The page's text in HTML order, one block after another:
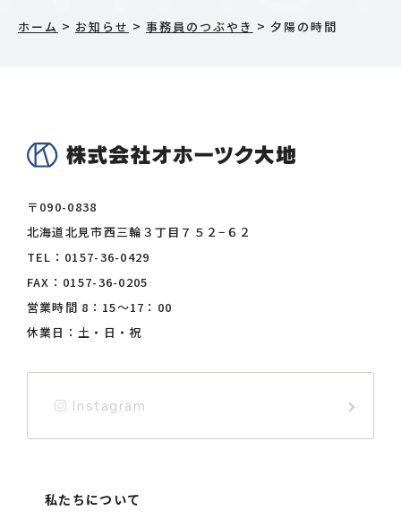
ホーム > お知らせ >事務員のつぶやき > 夕陽の時間
〒090-0838
北海道北見市西三輪３丁目７５２−６２
TEL： 0157-36-0429
FAX：0157-36-0205
営業時間 8：15〜17：00
休業日：土・日・祝
Instagram
私たちについて